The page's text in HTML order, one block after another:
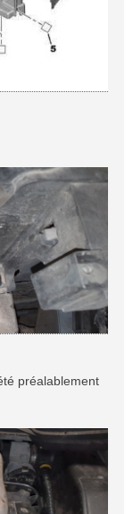
préalablement